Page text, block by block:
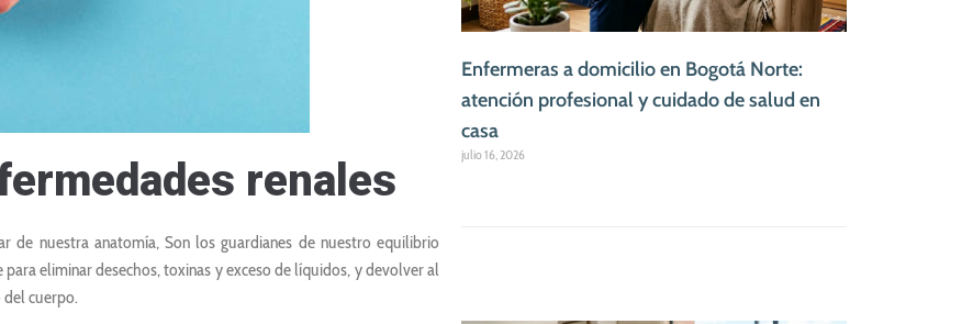
renales
de nuestra anatomía, Son los guardianes de nuestro equilibrio
eliminar desechos, toxinas y exceso de líquidos, y devolver al
del cuerpo.
Enfermeras a domicilio en Bogotá Norte:
atención profesional y cuidado de salud en
casa
julio 16, 2026